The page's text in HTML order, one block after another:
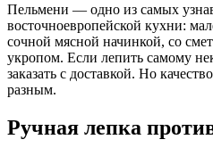
Пельмени — одно из самых
восточноевропейской кухни:
сочной мясной начинкой, со
укропом. Если лепить самому
заказать с доставкой. Но
разным.
Ручная лепка